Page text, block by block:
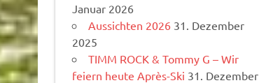
Januar 2026
Aussichten 2026 31. Dezember
2025
TIMM ROCK & Tommy G – Wir
feiern heute Après-Ski 31. Dezember